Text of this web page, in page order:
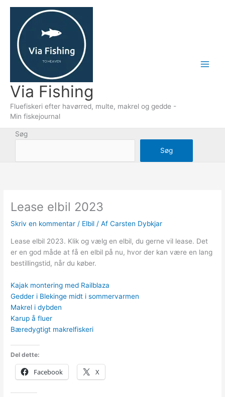
indholdet
Via Fishing
Fluefiskeri efter havørred, multe, makrel og gedde -
Min fiskejournal
Søg
Søg
Lease elbil 2023
Skriv en kommentar / Elbil / AfCarsten Dybkjar
Lease elbil 2023. Klik og vælg en elbil, du gerne vil lease. Det
er en god måde at få en elbil på nu, hvor der kan være en lang
bestillingstid, når du køber.
Kajak montering med Railblaza
Gedder i Blekinge midt i sommervarmen
Makrel i dybden
Karup å fluer
Bæredygtigt makrelfiskeri
Del dette:
Facebook X